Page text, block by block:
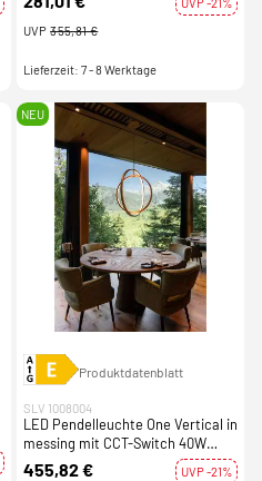
UVP 355,81 €
Lieferzeit: 7 - 8 Werktage
NEU
Produktdatenblatt
SLV 1008004
LED Pendelleuchte One Vertical in
messing mit CCT-Switch 40W
dimmbar
455,82 €
UVP -21%